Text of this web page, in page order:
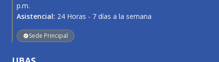
p.m.
Asistencial: 24 Horas - 7 días a la semana
Sede Principal